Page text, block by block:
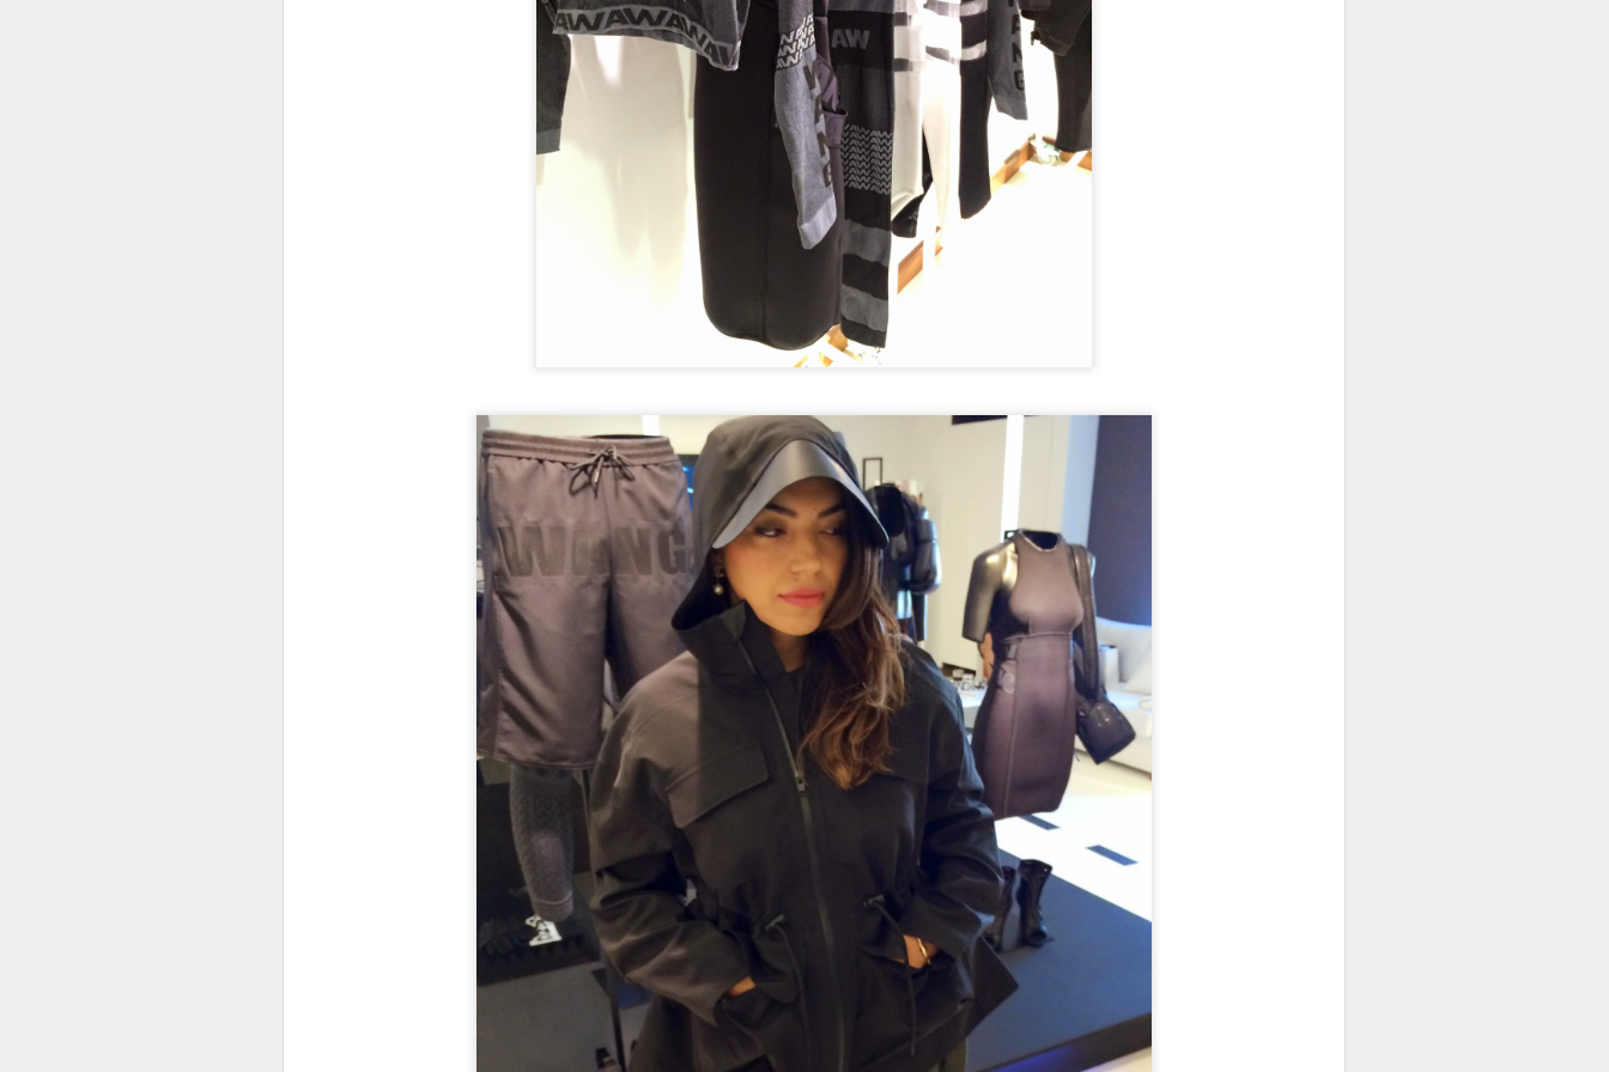
you save time of unpacking and repacking during your holidays or
work trips. I tend to travel with a cabin size luggage for most of my
summer trips and now I become stressed even when I accidentally put
an extra piece in my luggage and bring it back home unworn lol. Here
are my tips for traveling light, packing light and feeling light...
Sonbahar Makyajı
Sonbahar bizlere kendini, düşen hava sıcaklığı ve turuncu
kahverengi bir doğa ile iyice belli etti. Bende hala Eylül başındaki
Göcek tatilimden kalan tatlı bir bronzluk mevcut. Bundan dolayı, kış
makyajımda sevdiğim beyaz ten kırmızı/bordo dudaklara geçmeden
önce, bronz ve doğal tonlarda makyajlarla bu mevsimin tadını
30
Bougatsa - Selanik Böreği
Benim gibi farklı tatlara düşkün, her gördüğünü tadıp evde
yapmadan duramayan biri için Bougatsa'yı yani Selanik Böreğini
bu yaza kadar denememiş olmak gerçekten çok ilginç; Selanik'e gittiğim
de düşünülürse. Bu efsane lezzeti aslında Yunanistan'da kahvaltıda
yemekmiş adet ancak bence yemek sonrası için de müthiş bir tatlı. İşin
içine baklava hamuru girince yaklaşık 20 tarif okudum izledim ve
sonunda her zamanki gibi kendi tarifimi yazdım, yaptım ve sonuç
inanılmaz başarılı oldu. Elbette bir sonraki bougatsam daha iyi olacak
bundan dolayı size verdiğim tarif, benim yaptığımın iyileştirilmiş
versiyonu. Şimdiden afiyet olsun.
AUG Weekends at Home
Weekends of summer, for me, had been about traveling
somewhere close by to enjoy beach and time away from city life
in the past years. This summer however, due to my hectic travel
schedule in the 1st half of the year, I felt like staying in the city and
concentrating in my job in family business, as of end July. Last week
was a full week holiday in Turkey and then was the first time traveling in
whole August for me and I must say despite having enjoyed it so much,
I also felt very exhausted… That's probably because I got used to
chilling at home during the weekends in August. Now a new long
weekend has arrived and it is the perfect timing as I needed a holiday at
home after a holiday abroad :) If you also spend the weekends at home
lately, here are my tips for having fun during the relaxing off days.
Summer Makeup with Rihanna's Fenty